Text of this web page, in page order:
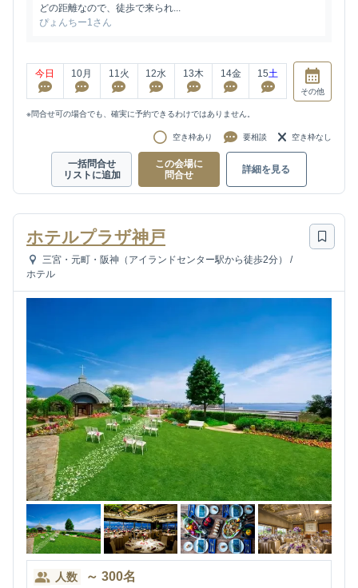
どの距離なので、徒歩で来られ...
ぴょんちー1さん
今日 10月 11火 12水 13木 14金 15土
その他
※問合せ可の場合でも、確実に予約できるわけではありません。
空き枠あり 要相談 空き枠なし
一括問合せ
リストに追加
この会場に
問合せ
詳細を見る
ホテルプラザ神戸
三宮・元町・阪神（アイランドセンター駅から徒歩2分）
/
ホテル
人数 ～ 300名